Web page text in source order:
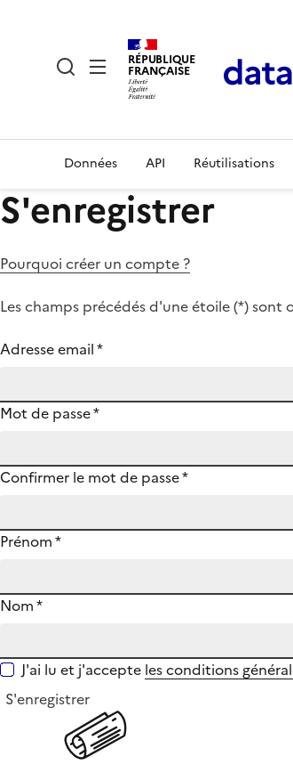
RÉPUBLIQUE
FRANÇAISE
Données API Réutilisations
S'enregistrer
Pourquoi créer un compte ?
Les champs précédés d'une étoile (*) sont
Adresse email*
Mot de passe*
Confirmer le mot de passe*
Prénom*
Nom*
J'ai lu et j'accepte les conditions
S'enregistrer